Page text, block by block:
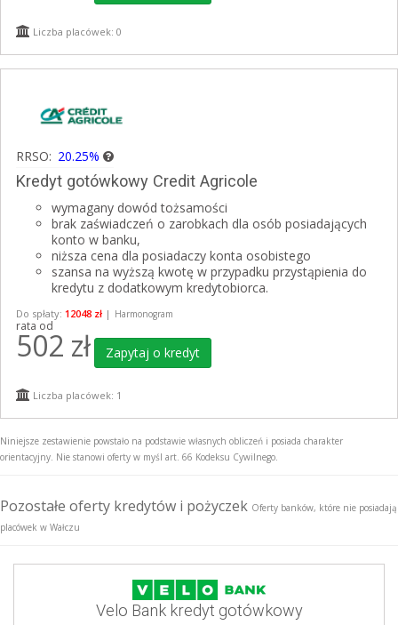
Liczba placówek: 0
RRSO: 20.25%
Kredyt gotówkowy Credit Agricole
wymagany dowód tożsamości
brak zaświadczeń o zarobkach dla osób posiadających
konto w banku,
niższa cena dla posiadaczy konta osobistego
szansa na wyższą kwotę w przypadku przystąpienia do
kredytu z dodatkowym kredytobiorca.
Do spłaty: 12048 zł | Harmonogram
rata od
502 zł Zapytaj o kredyt
Liczba placówek: 1
Niniejsze zestawienie powstało na podstawie własnych obliczeń i posiada charakter
orientacyjny. Nie stanowi oferty w myśl art. 66 Kodeksu Cywilnego.
Pozostałe oferty kredytów i pożyczek Oferty banków, które nie posiadają
placówek w Wałczu
Velo Bank kredyt gotówkowy